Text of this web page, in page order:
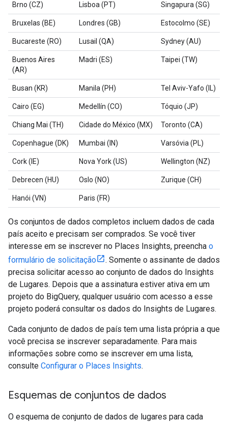
Brno (CZ) Lisboa (PT) Singapura (SG)
Bruxelas (BE) Londres (GB) Estocolmo (SE)
Bucareste (RO) Lusail (QA) Sydney (AU)
Buenos Aires
(AR)
Madri (ES) Taipei (TW)
Busan (KR) Manila (PH) Tel Aviv-Yafo (IL)
Cairo (EG) Medellín (CO) Tóquio (JP)
Chiang Mai (TH) Cidade do México (MX) Toronto (CA)
Copenhague (DK) Mumbai (IN) Varsóvia (PL)
Cork (IE) Nova York (US) Wellington (NZ)
Debrecen (HU) Oslo (NO) Zurique (CH)
Hanói (VN) Paris (FR)
Os conjuntos de dados completos incluem dados de cada
país aceito e precisam ser comprados. Se você tiver
interesse em se inscrever no Places Insights, preencha o
formulário de solicitação
. Somente o assinante de dados
precisa solicitar acesso ao conjunto de dados do Insights
de Lugares. Depois que a assinatura estiver ativa em um
projeto do BigQuery, qualquer usuário com acesso a esse
projeto poderá consultar os dados do Insights de Lugares.
Cada conjunto de dados de país tem uma lista própria a que
você precisa se inscrever separadamente. Para mais
informações sobre como se inscrever em uma lista,
consulte Configurar o Places Insights.
Esquemas de conjuntos de dados
O esquema de conjunto de dados de lugares para cada